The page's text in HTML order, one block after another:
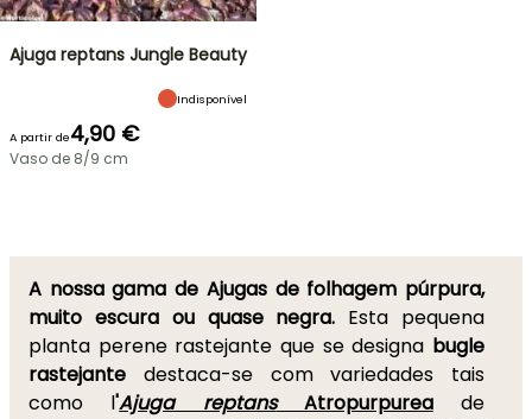
Ajuga reptans Jungle Beauty
Indisponível
A partir de4,90 €
Vaso de 8/9 cm
A nossa gama de Ajugas de folhagem púrpura,
muito escura ou quase negra. Esta pequena
planta perene rastejante que se designa bugle
rastejante destaca-se com variedades tais
como l'Ajuga reptansAtropurpureade